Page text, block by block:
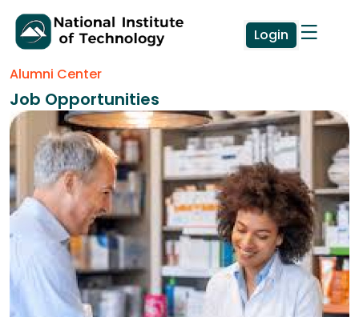
Login
Alumni Center
Job Opportunities